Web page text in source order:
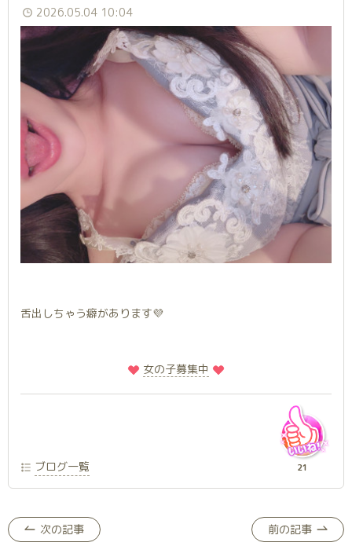
2026.05.04 10:04
舌出しちゃう癖があります💜
️女の子募集中
ブログ一覧 21
次の記事 前の記事